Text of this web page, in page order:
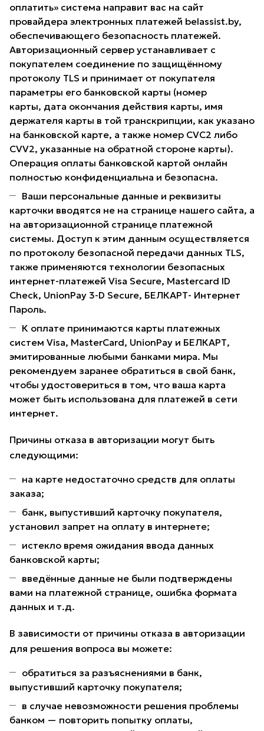
оплатить» система направит вас на сайт
провайдера электронных платежей belassist.by,
обеспечивающего безопасность платежей.
Авторизационный сервер устанавливает с
покупателем соединение по защищённому
протоколу TLS и принимает от покупателя
параметры его банковской карты (номер
карты, дата окончания действия карты, имя
держателя карты в той транскрипции, как указано
на банковской карте, а также номер CVC2 либо
CVV2, указанные на обратной стороне карты).
Операция оплаты банковской картой онлайн
полностью конфиденциальна и безопасна.
Ваши персональные данные и реквизиты
карточки вводятся не на странице нашего сайта, а
на авторизационной странице платежной
системы. Доступ к этим данным осуществляется
по протоколу безопасной передачи данных TLS,
также применяются технологии безопасных
интернет-платежей Visa Secure, Mastercard ID
Check, UnionPay 3-D Secure, БЕЛКАРТ- Интернет
Пароль.
К оплате принимаются карты платежных
систем Visa, MasterCard, UnionPay и БЕЛКАРТ,
эмитированные любыми банками мира. Мы
рекомендуем заранее обратиться в свой банк,
чтобы удостовериться в том, что ваша карта
может быть использована для платежей в сети
интернет.
Причины отказа в авторизации могут быть
следующими:
на карте недостаточно средств для оплаты
заказа;
банк, выпустивший карточку покупателя,
установил запрет на оплату в интернете;
истекло время ожидания ввода данных
банковской карты;
введённые данные не были подтверждены
вами на платежной странице, ошибка формата
данных и т.д.
В зависимости от причины отказа в авторизации
для решения вопроса вы можете:
обратиться за разъяснениями в банк,
выпустивший карточку покупателя;
в случае невозможности решения проблемы
банком — повторить попытку оплаты,